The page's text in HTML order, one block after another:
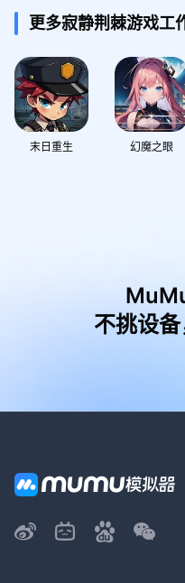
更多寂静荆棘游戏工
末日重生 幻魔之眼
不挑设备